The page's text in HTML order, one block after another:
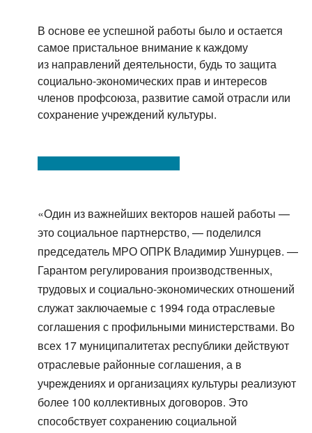
В основе ее успешной работы было и остается
самое пристальное внимание к каждому
из направлений деятельности, будь то защита
социально-экономических прав и интересов
членов профсоюза, развитие самой отрасли или
сохранение учреждений культуры.
«Один из важнейших векторов нашей работы —
это социальное партнерство, — поделился
председатель МРО ОПРК Владимир Ушнурцев. —
Гарантом регулирования производственных,
трудовых и социально-экономических отношений
служат заключаемые с 1994 года отраслевые
соглашения с профильными министерствами. Во
всех 17 муниципалитетах республики действуют
отраслевые районные соглашения, а в
учреждениях и организациях культуры реализуют
более 100 коллективных договоров. Это
способствует сохранению социальной